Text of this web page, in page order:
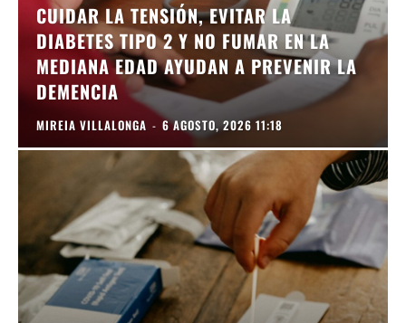
CUIDAR LA TENSIÓN, EVITAR LA
DIABETES TIPO 2 Y NO FUMAR EN LA
MEDIANA EDAD AYUDAN A PREVENIR LA
DEMENCIA
MIREIA VILLALONGA - 6 AGOSTO, 2026 11:18